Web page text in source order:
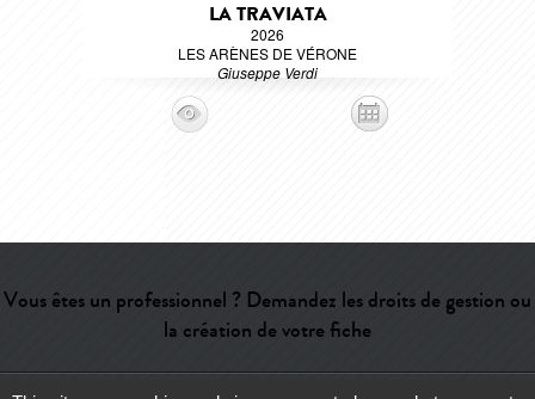
LA TRAVIATA
2026
LES ARÈNES DE VÉRONE
Giuseppe Verdi
Vous êtes un professionnel ? Demandez les droits de gestion ou
la création de votre fiche